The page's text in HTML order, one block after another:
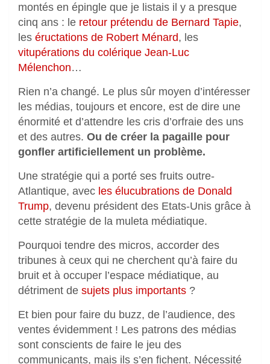
montés en épingle que je listais il y a presque
cinq ans : le retour prétendu de Bernard Tapie,
les éructations de Robert Ménard, les
vitupérations du colérique Jean-Luc
Mélenchon…
Rien n’a changé. Le plus sûr moyen d’intéresser
les médias, toujours et encore, est de dire une
énormité et d’attendre les cris d’orfraie des uns
et des autres. Ou de créer la pagaille pour
gonfler artificiellement un problème.
Une stratégie qui a porté ses fruits outre-
Atlantique, avec les élucubrations de Donald
Trump, devenu président des Etats-Unis grâce à
cette stratégie de la muleta médiatique.
Pourquoi tendre des micros, accorder des
tribunes à ceux qui ne cherchent qu’à faire du
bruit et à occuper l’espace médiatique, au
détriment de sujets plus importants ?
Et bien pour faire du buzz, de l’audience, des
ventes évidemment ! Les patrons des médias
sont conscients de faire le jeu des
communicants, mais ils s’en fichent. Nécessité